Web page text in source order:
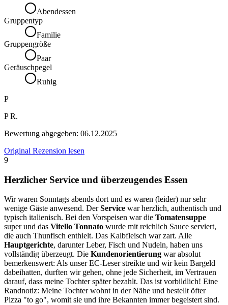
Abendessen
Gruppentyp
Familie
Gruppengröße
Paar
Geräuschpegel
Ruhig
P
P R.
Bewertung abgegeben: 06.12.2025
Original Rezension lesen
9
Herzlicher Service und überzeugendes Essen
Wir waren Sonntags abends dort und es waren (leider) nur sehr
wenige Gäste anwesend. DerService war herzlich, authentisch und
typisch italienisch. Bei den Vorspeisen war die Tomatensuppe
super und das Vitello Tonnato wurde mit reichlich Sauce serviert,
die auch Thunfisch enthielt. Das Kalbfleisch war zart. Alle
Hauptgerichte, darunter Leber, Fisch und Nudeln, haben uns
vollständig überzeugt. Die Kundenorientierung war absolut
bemerkenswert: Als unser EC-Leser streikte und wir kein Bargeld
dabeihatten, durften wir gehen, ohne jede Sicherheit, im Vertrauen
darauf, dass meine Tochter später bezahlt. Das ist vorbildlich! Eine
Randnotiz: Meine Tochter wohnt in der Nähe und bestellt öfter
Pizza "to go", womit sie und ihre Bekannten immer begeistert sind.